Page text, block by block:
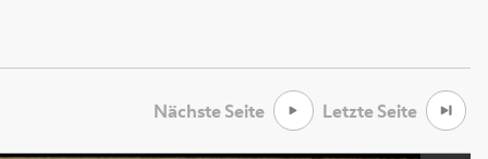
Nächste Seite Letzte Seite